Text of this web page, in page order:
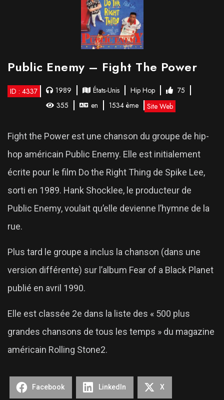
Public Enemy – Fight The Power
ID : 4337 1989 États-Unis Hip Hop
75
355
en 1534 ème Site Web
Fight the Power est une chanson du groupe de hip-
hop américain Public Enemy. Elle est initialement
écrite pour le film Do the Right Thing de Spike Lee,
sorti en 1989. Hank Shocklee, le producteur de
Public Enemy, voulait qu’elle devienne l’hymne de la
rue.
Plus tard le groupe a inclus la chanson (dans une
version différente) sur l’album Fear of a Black Planet
publié en avril 1990.
Elle est classée 2e dans la liste des « 500 plus
grandes chansons de tous les temps » du magazine
américain Rolling Stone2.
Facebook LinkedIn X